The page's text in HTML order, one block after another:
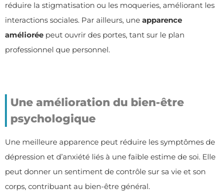
réduire la stigmatisation ou les moqueries, améliorant les
interactions sociales. Par ailleurs, une apparence
améliorée peut ouvrir des portes, tant sur le plan
professionnel que personnel.
Une amélioration du bien-être
psychologique
Une meilleure apparence peut réduire les symptômes de
dépression et d’anxiété liés à une faible estime de soi. Elle
peut donner un sentiment de contrôle sur sa vie et son
corps, contribuant au bien-être général.